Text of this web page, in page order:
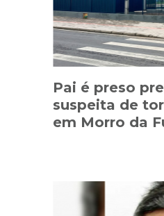
Pai é preso
suspeita de
em Morro da